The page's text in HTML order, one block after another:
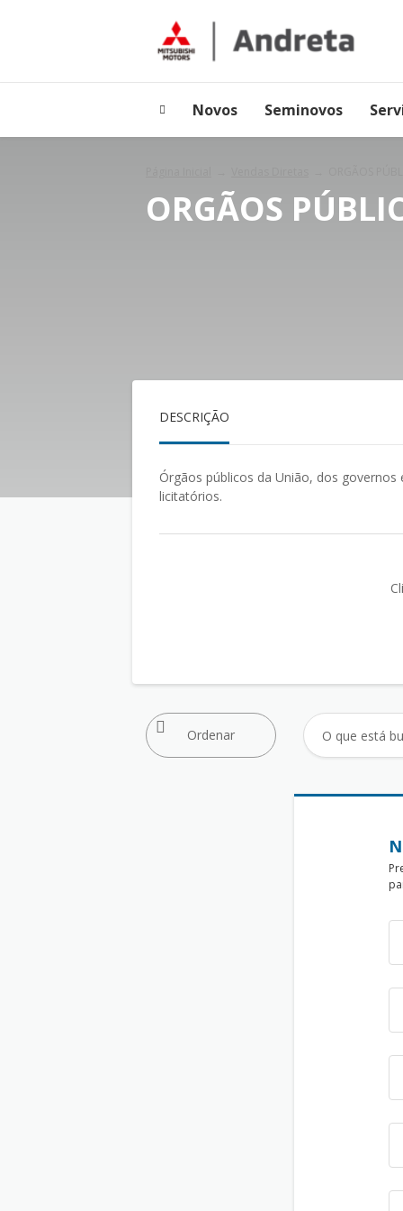
Novos Seminovos
ORGÃOS
DESCRIÇÃO
Órgãos públicos da União, dos
licitatórios.
Ordenar